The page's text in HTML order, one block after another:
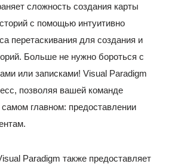
сложность создания карты
с помощью интуитивно
перетаскивания для создания и
Больше не нужно бороться с
или записками! Visual Paradigm
позволяя вашей команде
главном: предоставлении
Paradigm также предоставляет